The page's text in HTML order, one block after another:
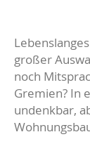
großer
noch
Gremien? In
undenkbar,